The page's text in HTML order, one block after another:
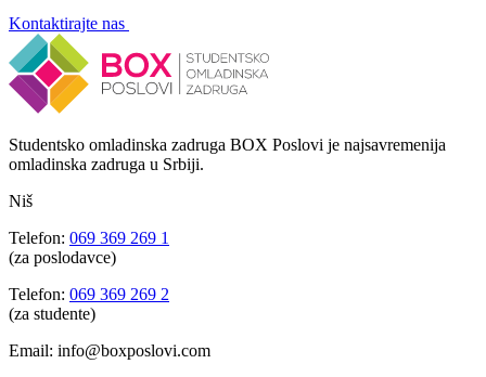
Kontaktirajte nas
Studentsko omladinska zadruga BOX Poslovi je najsavremenija
omladinska zadruga u Srbiji.
Niš
Telefon: 069 369 269 1
(za poslodavce)
Telefon: 069 369 269 2
(za studente)
Email: info@boxposlovi.com